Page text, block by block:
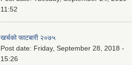
11:52
खर्चको फाटबारी २०७५
Post date: Friday, September 28, 2018 -
15:26